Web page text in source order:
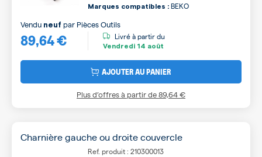
Marques compatibles : BEKO
89,64 €
Vendu neuf par Pièces Outils
Livré à partir du
Vendredi 14 août
AJOUTER AU PANIER
Plus d’offres à partir de89,64 €
Charnière gauche ou droite couvercle
Ref. produit : 210300013